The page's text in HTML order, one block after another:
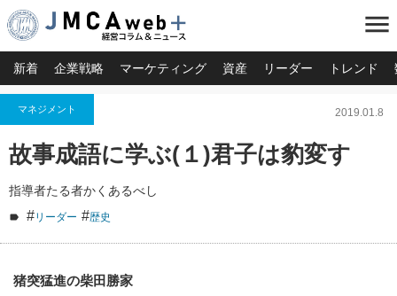
menu
新着 企業戦略 マーケティング 資産 リーダー トレンド
マネジメント 2019.01.8
故事成語に学ぶ(１)君子は豹変す
指導者たる者かくあるべし
#リーダー #歴史
猪突猛進の柴田勝家